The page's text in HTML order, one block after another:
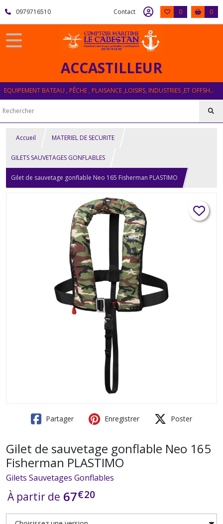
0979716510 Contact 0 0
ACCASTILLEUR
EQUIPEMENT BATEAU , PÊCHE , PLAISANCE ,LOISIRS, INDUSTRIES ,ET OFFSHORE
Accueil MATERIEL DE SECURITE
GILETS SAUVETAGES GONFLABLES
Gilet de sauvetage gonflable Neo 165 Fisherman PLASTIMO
Partager Enregistrer Poster
Gilet de sauvetage gonflable Neo 165
Fisherman PLASTIMO
Gilets Sauvetages Gonflables
À partir de 67€20